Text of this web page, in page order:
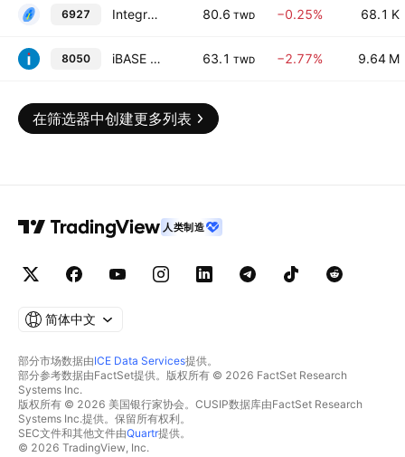
6927 Integrated Solutions Technology Inc 80.6 TWD −0.25% 68.1 K
8050 iBASE Technology Inc. 63.1 TWD −2.77% 9.64 M
在筛选器中创建更多列表
人类制造
简体中文
部分市场数据由ICE Data Services提供。
部分参考数据由FactSet提供。版权所有 © 2026 FactSet Research
Systems Inc.
版权所有 © 2026 美国银行家协会。CUSIP数据库由FactSet Research
Systems Inc.提供。保留所有权利。
SEC文件和其他文件由Quartr提供。
© 2026 TradingView, Inc.